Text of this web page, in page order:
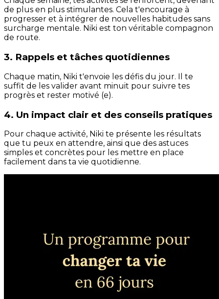
de plus en plus stimulantes. Cela t'encourage à
progresser et à intégrer de nouvelles habitudes sans
surcharge mentale. Niki est ton véritable compagnon
de route.
3. Rappels et tâches quotidiennes
Chaque matin, Niki t'envoie les défis du jour. Il te
suffit de les valider avant minuit pour suivre tes
progrès et rester motivé (e).
4. Un impact clair et des conseils pratiques
Pour chaque activité, Niki te présente les résultats
que tu peux en attendre, ainsi que des astuces
simples et concrètes pour les mettre en place
facilement dans ta vie quotidienne.